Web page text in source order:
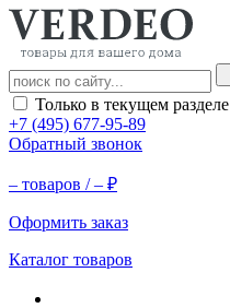
Только в текущем разделе
+7 (495) 677-95-89
Обратный звонок
– товаров /– ₽
Оформить заказ
Каталог товаров